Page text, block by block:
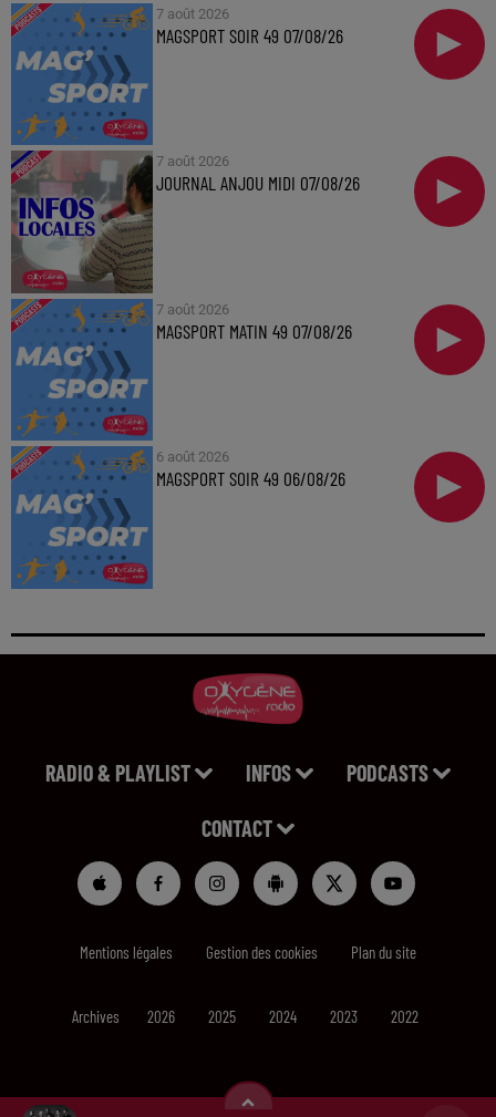
7 août 2026
MAGSPORT SOIR 49 07/08/26
7 août 2026
JOURNAL ANJOU MIDI 07/08/26
7 août 2026
MAGSPORT MATIN 49 07/08/26
6 août 2026
MAGSPORT SOIR 49 06/08/26
RADIO & PLAYLIST INFOS PODCASTS
CONTACT
Mentions légales Gestion des cookies Plan du site
Archives 2026 2025 2024 2023 2022